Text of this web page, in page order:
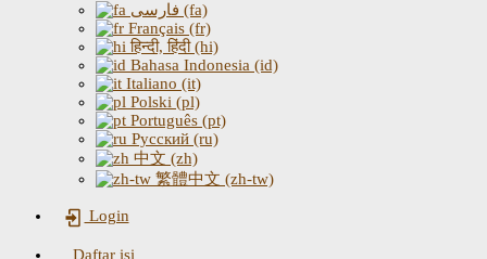
فارسی (fa)
Français (fr)
हिन्दी, हिंदी (hi)
Bahasa Indonesia (id)
Italiano (it)
Polski (pl)
Português (pt)
Русский (ru)
中文 (zh)
繁體中文 (zh-tw)
Login
Daftar isi